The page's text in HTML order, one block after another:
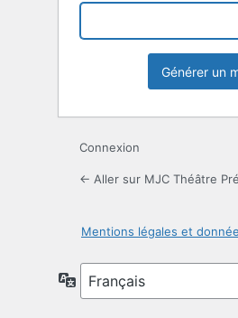
Connexion
← Aller sur MJC Théâtre
Mentions légales et
Langue